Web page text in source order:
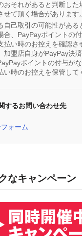
おそれがあると判断した
せて頂く場合があります。
自己取引の可能性がある
合、PayPayポイントの
払い時のお控えを確認さ
加盟店自身がPayPay決
ポイントの付与が
い時のお控えを保管して
するお問い合わせ先
ォーム
なキャンペーン